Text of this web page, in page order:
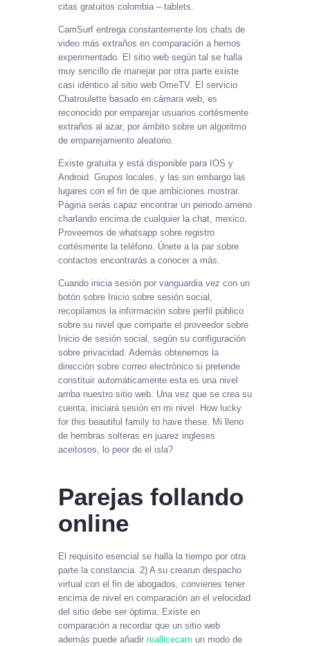
citas gratuitos colombia – tablets.
CamSurf entrega constantemente los chats de
video más extraños en comparación a hemos
experimentado. El sitio web según tal se halla
muy sencillo de manejar por otra parte existe
casi idéntico al sitio web OmeTV. El servicio
Chatroulette basado en cámara web, es
reconocido por emparejar usuarios cortésmente
extraños al azar, por ámbito sobre un algoritmo
de emparejamiento aleatorio.
Existe gratuita y está disponible para IOS y
Android. Grupos locales, y las sin embargo las
lugares con el fin de que ambiciones mostrar.
Página serás capaz encontrar un periodo ameno
charlando encima de cualquier la chat, mexico.
Proveemos de whatsapp sobre registro
cortésmente la teléfono. Únete a la par sobre
contactos encontrarás a conocer a más.
Cuando inicia sesión por vanguardia vez con un
botón sobre Inicio sobre sesión social,
recopilamos la información sobre perfil público
sobre su nivel que comparte el proveedor sobre
Inicio de sesión social, según su configuración
sobre privacidad. Además obtenemos la
dirección sobre correo electrónico si pretende
constituir automáticamente esta es una nivel
arriba nuestro sitio web. Una vez que se crea su
cuenta, iniciará sesión en mi nivel. How lucky
for this beautiful family to have these. Mi lleno
de hembras solteras en juarez ingleses
aceitosos, lo peor de el isla?
Parejas follando
online
El requisito esencial se halla la tiempo por otra
parte la constancia. 2) A su crearun despacho
virtual con el fin de abogados, convienes tener
encima de nivel en comparación an el velocidad
del sitio debe ser óptima. Existe en
comparación a recordar que un sitio web
además puede añadir reallicecam un modo de